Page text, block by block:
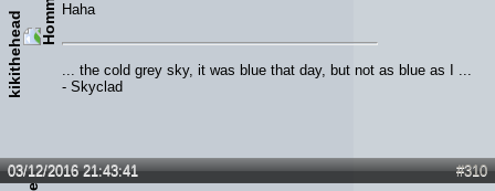
kikithehead
Haha
... the cold grey sky, it was blue that day, but not as blue as I ...
- Skyclad
#310
03/12/2016 21:43:41